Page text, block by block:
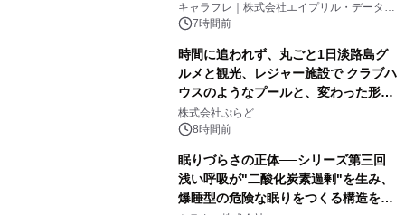
キャラフレ｜株式会社エイプリル・データ・
デザインズ
7時間前
時間に追われず、丸ごと1日淡路島グ
ルメと観光、レジャー施設で クラブハ
ウスのようなプールと、変わった形の
サウナも 「THE BOXY AWAJI」のお
得な素泊まり連泊プランで
株式会社ぷらど
8時間前
眠りづらさの正体──シリーズ第三回
浅い呼吸が"二酸化炭素過剰"を生み、
爆睡型の危険な眠りをつくる構造を解